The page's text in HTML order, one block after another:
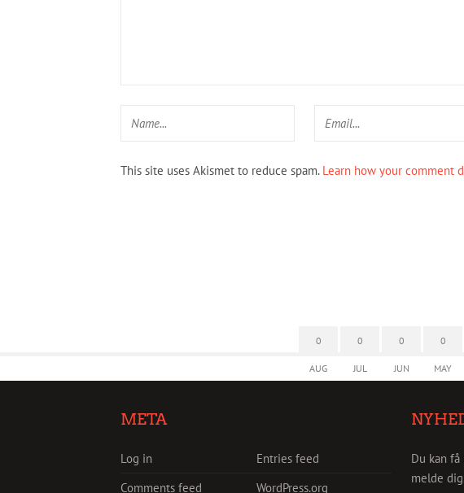
This site uses Akismet to reduce spam. Learn how your comment
0
AUG
0
JUL
0
JUN
0
MAY
META
Log in
Entries feed
Comments feed
WordPress.org
Du kan
melde dig